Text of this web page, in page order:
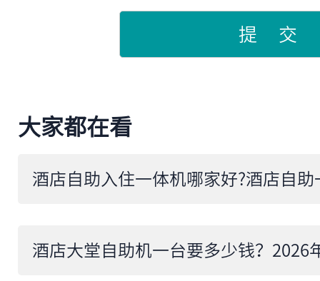
提 交
大家都在看